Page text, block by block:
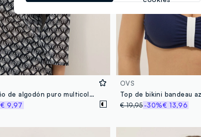
Salida de baño de algodón puro multicolor, corte regular, con escote en V
€ 9,97
OVS
€ 19,95-30%€ 13,96